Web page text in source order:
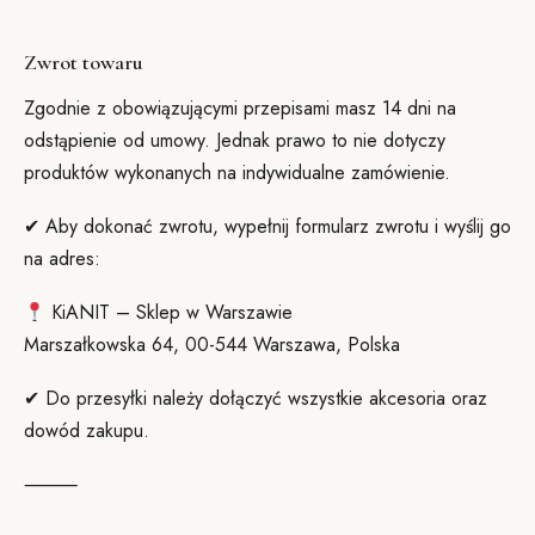
Zwrot towaru
Zgodnie z obowiązującymi przepisami masz 14 dni na
odstąpienie od umowy. Jednak prawo to nie dotyczy
produktów wykonanych na indywidualne zamówienie.
✔ Aby dokonać zwrotu, wypełnij formularz zwrotu i wyślij go
na adres:
KiANIT – Sklep w Warszawie
Marszałkowska 64, 00-544 Warszawa, Polska
✔ Do przesyłki należy dołączyć wszystkie akcesoria oraz
dowód zakupu.
⸻